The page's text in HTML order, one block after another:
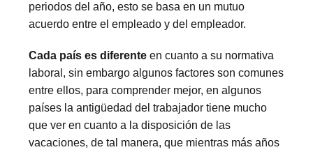
periodos del año, esto se basa en un mutuo
acuerdo entre el empleado y del empleador.
Cada país es diferente en cuanto a su normativa
laboral, sin embargo algunos factores son comunes
entre ellos, para comprender mejor, en algunos
países la antigüedad del trabajador tiene mucho
que ver en cuanto a la disposición de las
vacaciones, de tal manera, que mientras más años